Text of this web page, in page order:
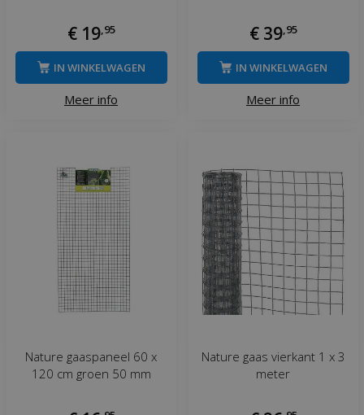
€ 19, 95
Meer info
IN WINKELWAGEN
€ 39, 95
Meer info
IN WINKELWAGEN
Nature gaaspaneel 60 x
120 cm groen 50 mm
Nature gaas vierkant 1 x 3
meter